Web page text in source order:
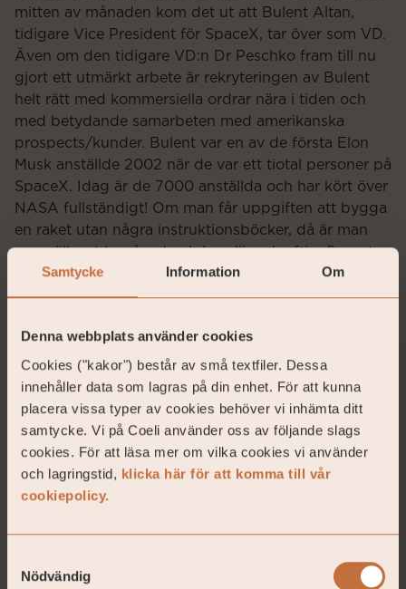
Samtycke Information Om
Denna webbplats använder cookies
Cookies ("kakor") består av små textfiler. Dessa
innehåller data som lagras på din enhet. För att kunna
placera vissa typer av cookies behöver vi inhämta ditt
samtycke. Vi på Coeli använder oss av följande slags
cookies. För att läsa mer om vilka cookies vi använder
och lagringstid, klicka här för att komma till vår
cookiepolicy.
Nödvändig
mitten av månaden kom det ut att Bulent Altan,
tidigare Vice President för SpaceX, tar över som VD.
Även om den tidigare VD:n Dr Peschko fram till nu
gjort ett utmärkt arbete är rekryteringen av Bulent
helt rätt med kommersiella ordrar nära i tiden och
med betydande samarbeten med amerikanska
prospects/kunder. Bulent var en av de första Elon
Musk anställde 2002 när de var ett tiotal personer på
SpaceX. Idag är de 7000 anställda och har kört över
NASA fullständigt! Om man får uppgiften att bygga
en raket utan några instruktionsböcker, då är man
nog sällsynt begåvad och handlingskraftig. Senaste
värderingen på SpaceX är USD 30 miljarder. En liten
anekdot är att de första anställda betalade 5 cent för
närmare 4000 X i värdeökning behövs inte
jättemycket pengar i en första investering för att det
skall bli julklappar till familjen vid årets slut. Elon
äger själv 54 procent av bolaget så där måste det bli
jättemånga julklappar.
Den andra nyheten som annonserades några dagar
senare var en riktig ”Game Changer” för bolaget.
Mynaric har emitterat 7 procent nya aktier till en
Priset man betalar är 55 euro per aktie vilket är